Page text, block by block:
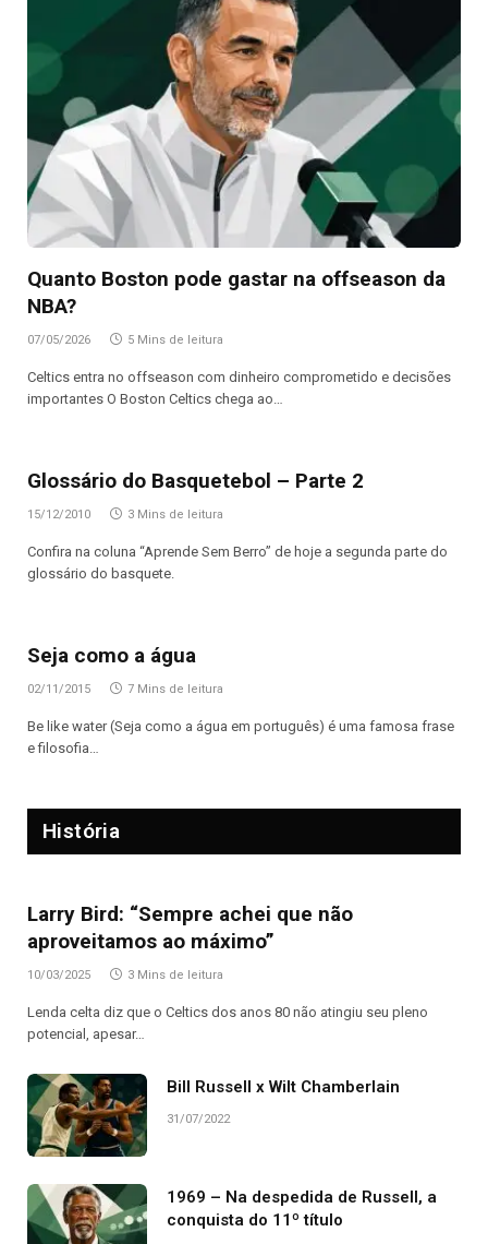
Quanto Boston pode gastar na offseason da
NBA?
07/05/2026 5 Mins de leitura
Celtics entra no offseason com dinheiro comprometido e decisões
importantes O Boston Celtics chega ao…
Glossário do Basquetebol – Parte 2
15/12/2010 3 Mins de leitura
Confira na coluna “Aprende Sem Berro” de hoje a segunda parte do
glossário do basquete.
Seja como a água
02/11/2015 7 Mins de leitura
Be like water (Seja como a água em português) é uma famosa frase
e filosofia…
História
Larry Bird: “Sempre achei que não
aproveitamos ao máximo”
10/03/2025 3 Mins de leitura
Lenda celta diz que o Celtics dos anos 80 não atingiu seu pleno
potencial, apesar…
Bill Russell x Wilt Chamberlain
31/07/2022
1969 – Na despedida de Russell, a
conquista do 11º título